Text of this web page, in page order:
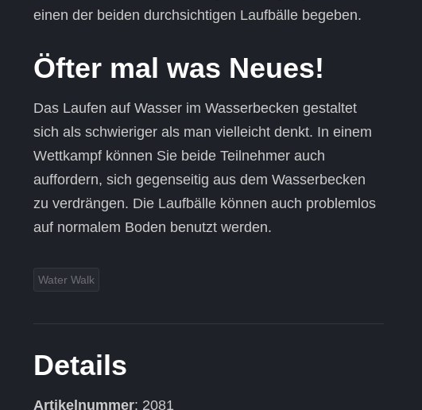
einen der beiden durchsichtigen Laufbälle begeben.
Öfter mal was Neues!
Das Laufen auf Wasser im Wasserbecken gestaltet
sich als schwieriger als man vielleicht denkt. In einem
Wettkampf können Sie beide Teilnehmer auch
auffordern, sich gegenseitig aus dem Wasserbecken
zu verdrängen. Die Laufbälle können auch problemlos
auf normalem Boden benutzt werden.
Water Walk
Details
Artikelnummer: 2081